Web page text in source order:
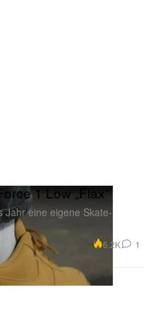
1 Low „Flax“
Jahr eine eigene Skate-
6.2K 1